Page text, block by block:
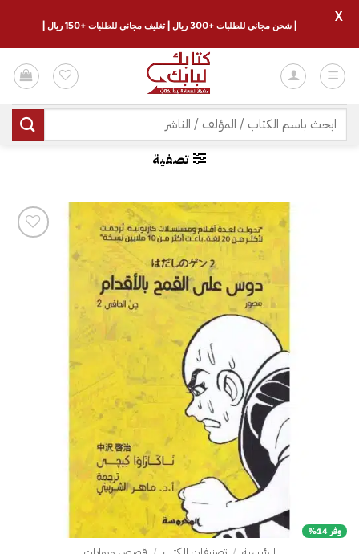
للمحتوى
البحث
عن:
تصفية
وفر 14%
| شحن مجاني للطلبات +300 ريال | تغليف مجاني للطلبات +150 ريال |
X